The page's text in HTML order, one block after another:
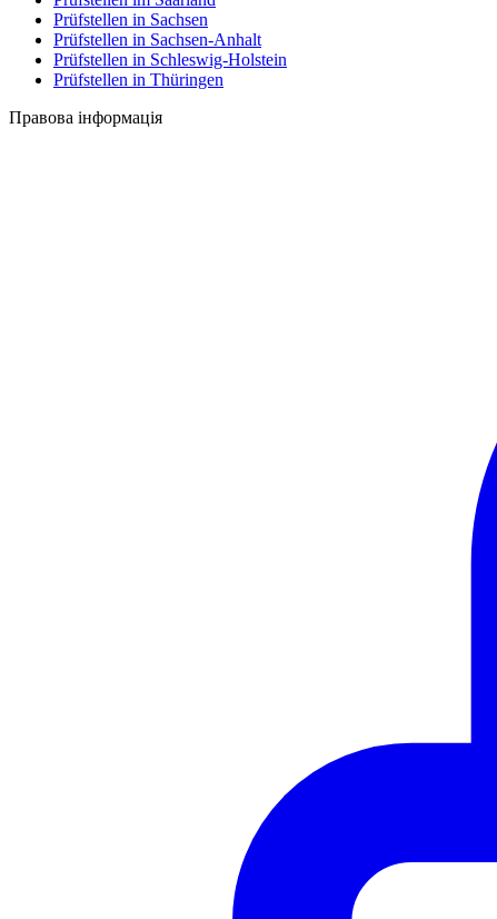
Prüfstellen in Sachsen
Prüfstellen in Sachsen-Anhalt
Prüfstellen in Schleswig-Holstein
Prüfstellen in Thüringen
Правова інформація